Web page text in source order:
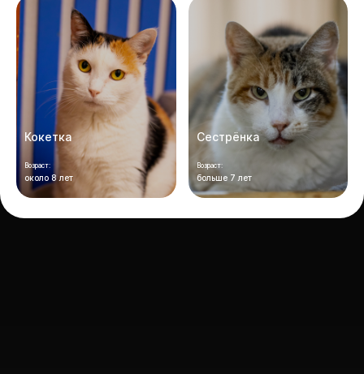
Кокетка
Возраст:
около 8 лет
Сестрёнка
Возраст:
больше 7 лет